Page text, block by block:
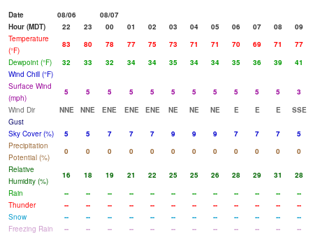
Date 08/06
08/07
Hour (MDT)
22 23 00 01 02 03 04 05 06 07 08
09
Temperature
(°F)
83 80 78 77 75 73 71 71 70 69 71
77
Dewpoint (°F)
32 33 32 34 34 35 34 34 35 36 39
41
Wind Chill (°F)
Surface Wind
(mph)
5 5 5 5 5 5 5 5 5 5 5
3
Wind Dir
NNE NNE ENE ENE ENE NE NE NE E E E SSE
Gust
Sky Cover (%)
5 5 7 7 7 9 9 9 7 7 7
5
Precipitation
Potential (%)
0 0 0 0 0 0 0 0 0 0 0
0
Relative
Humidity (%)
16 18 19 21 22 25 25 26 28 29 31
28
Rain
-- -- -- -- -- -- -- -- -- -- --
--
Thunder
-- -- -- -- -- -- -- -- -- -- --
--
Snow
-- -- -- -- -- -- -- -- -- -- --
--
Freezing Rain
-- -- -- -- -- -- -- -- -- -- --
--